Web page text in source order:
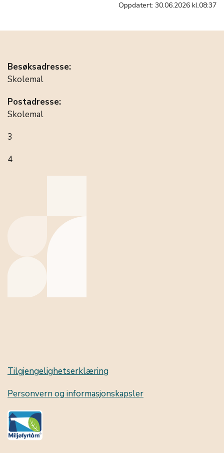
Oppdatert: 30.06.2026 kl.08:37
Besøksadresse:
Skolemal
Postadresse:
Skolemal
3
4
Tilgjengelighetserklæring
Personvern og informasjonskapsler